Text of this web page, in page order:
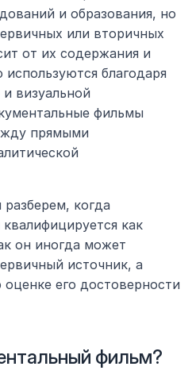
и образования, но
или вторичных
от их содержания и
благодаря
визуальной
фильмы
прямыми
когда
как
он иногда может
источник, а
его достоверности
фильм?